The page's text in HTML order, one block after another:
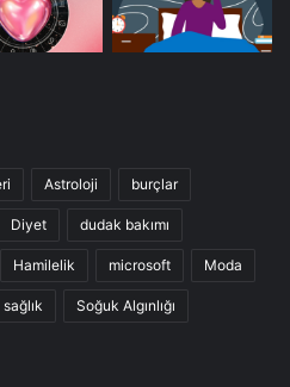
Astroloji burçlar
Diyet dudak bakımı
Hamilelik microsoft Moda
sağlık Soğuk Algınlığı